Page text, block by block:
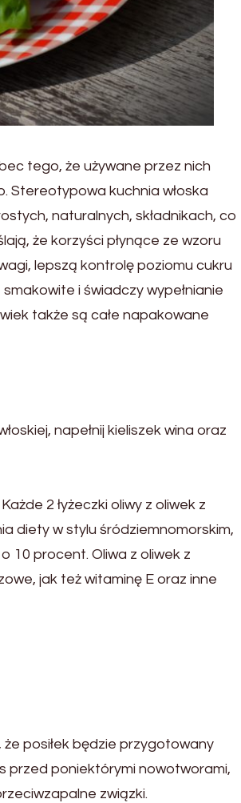
tego, że używane przez nich
Stereotypowa kuchnia włoska
naturalnych, składnikach, co
że korzyści płynące ze wzoru
lepszą kontrolę poziomu cukru
i świadczy wypełnianie
także są całe napakowane
napełnij kieliszek wina oraz
2 łyżeczki oliwy z oliwek z
diety w stylu śródziemnomorskim,
10 procent. Oliwa z oliwek z
jak też witaminę E oraz inne
posiłek będzie przygotowany
przed poniektórymi nowotworami,
związki.